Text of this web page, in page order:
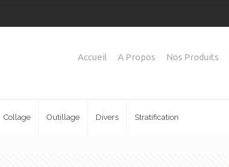
Collage Outillage Divers Stratification
Accueil A Propos Nos Produits